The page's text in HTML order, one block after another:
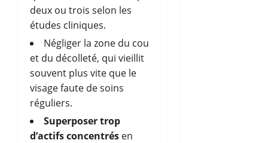
deux ou trois selon les
études cliniques.
Négliger la zone du cou
et du décolleté, qui vieillit
souvent plus vite que le
visage faute de soins
réguliers.
Superposer trop
d’actifs concentrés en